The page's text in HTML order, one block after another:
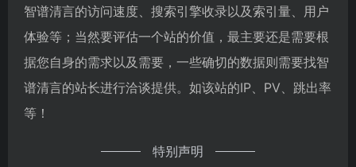
智谱清言的访问速度、搜索引擎收录以及索引量、用户
体验等；当然要评估一个站的价值，最主要还是需要根
据您自身的需求以及需要，一些确切的数据则需要找智
谱清言的站长进行洽谈提供。如该站的IP、PV、跳出率
等！
特别声明